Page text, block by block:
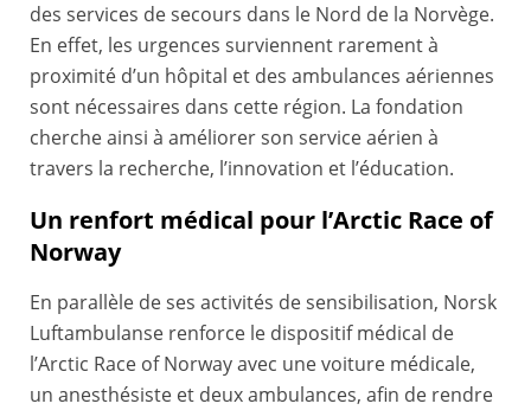
des services de secours dans le Nord de la Norvège.
En effet, les urgences surviennent rarement à
proximité d’un hôpital et des ambulances aériennes
sont nécessaires dans cette région. La fondation
cherche ainsi à améliorer son service aérien à
travers la recherche, l’innovation et l’éducation.
Un renfort médical pour l’Arctic Race of
Norway
En parallèle de ses activités de sensibilisation, Norsk
Luftambulanse renforce le dispositif médical de
l’Arctic Race of Norway avec une voiture médicale,
un anesthésiste et deux ambulances, afin de rendre